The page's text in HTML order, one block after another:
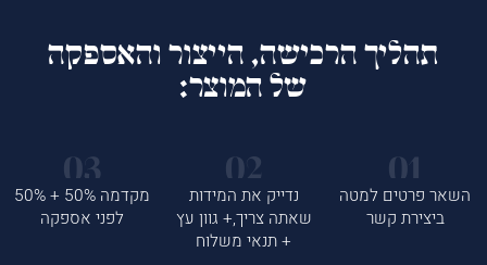
תהליך הרכישה, הייצור והאספקה
של המוצר:
השאר פרטים למטה
ביצירת קשר
נדייק את המידות
שאתה צריך,+ גוון עץ
+ תנאי משלוח
מקדמה 50% + 50%
לפני אספקה